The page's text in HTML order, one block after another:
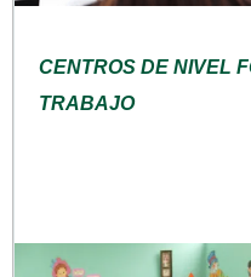
CENTROS DE NIVEL
TRABAJO